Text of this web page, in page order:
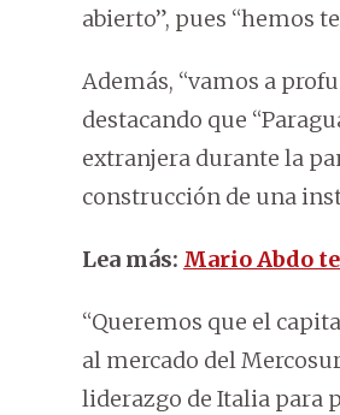
abierto”, pues “hemos
Además, “vamos a
destacando que
extranjera durante la
construcción de una
Lea más: Mario Abdo
“Queremos que el
al mercado del
liderazgo de Italia para